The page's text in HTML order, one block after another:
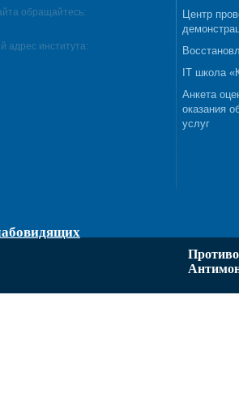
обращайтесь:
адрес института:
Центр
IT школа
Анкета
оказания
услуг